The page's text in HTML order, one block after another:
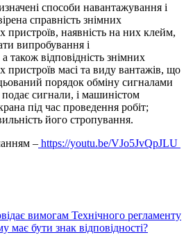
способи навантажування і
справність знімних
пристроїв, наявність на них клейм,
випробування і
також відповідність знімних
пристроїв масі та виду вантажів, що
порядок обміну сигналами
сигнали, і машиністом
під час проведення робіт;
його стропування.
– https://youtu.be/VJo5JvQpJLU
вимогам Технічного регламенту
бути знак відповідності?